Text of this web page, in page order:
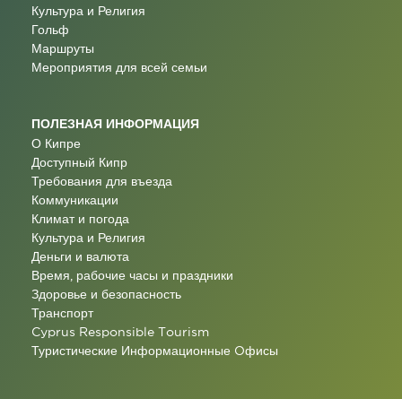
Культура и Религия
Гольф
Маршруты
Мероприятия для всей семьи
ПОЛЕЗНАЯ ИНФОРМАЦИЯ
О Кипре
Доступный Кипр
Требования для въезда
Коммуникации
Климат и погода
Культура и Религия
Деньги и валюта
Время, рабочие часы и праздники
Здоровье и безопасность
Транспорт
Cyprus Responsible Tourism
Туристические Информационные Oфисы